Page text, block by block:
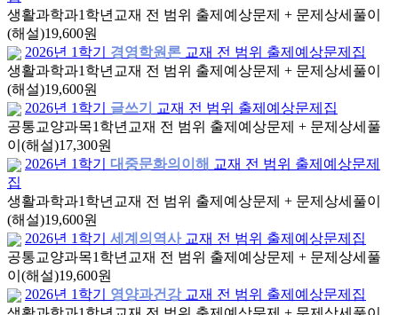
생활과학과1학년 교재 전 범위 출제예상문제 + 문제상세풀이
(해설)19,600원
2026년 1학기
경영학원론 교재 전 범위 출제예상문제집
생활과학과1학년 교재 전 범위 출제예상문제 + 문제상세풀이
(해설)19,600원
2026년 1학기
글쓰기
교재 전 범위 출제예상문제집
공통교양과목1학년 교재 전 범위 출제예상문제 + 문제상세풀
이(해설)17,300원
2026년 1학기
대중문화의이해 교재 전 범위 출제예상문제
집
생활과학과1학년 교재 전 범위 출제예상문제 + 문제상세풀이
(해설)19,600원
2026년 1학기
세계의역사 교재 전 범위 출제예상문제집
공통교양과목1학년 교재 전 범위 출제예상문제 + 문제상세풀
이(해설)19,600원
2026년 1학기
영양과건강 교재 전 범위 출제예상문제집